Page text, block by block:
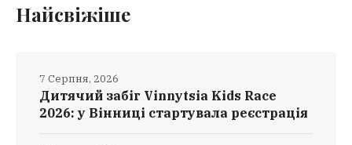
Найсвіжіше
Дитячий забіг Vinnytsia Kids Race
2026: у Вінниці стартувала реєстрація
7 Серпня, 2026